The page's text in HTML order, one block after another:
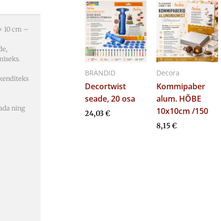
10 cm –
ning
BRÄNDID
Decortwist
seade, 20 osa
24,03€
Decora
Kommipaber
alum. HÕBE
10x10cm /150
8,15€